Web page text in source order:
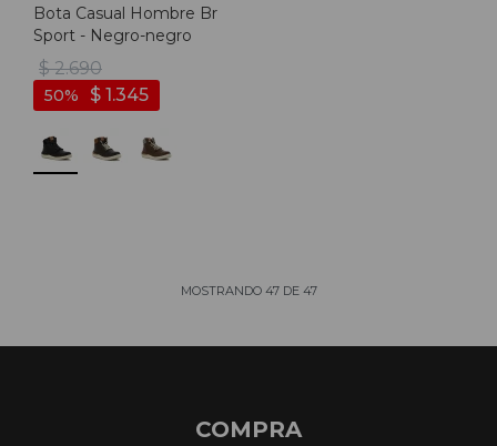
Bota Casual Hombre Br
Sport - Negro-negro
$ 2.690
$ 1.345
50
MOSTRANDO 47DE 47
COMPRA